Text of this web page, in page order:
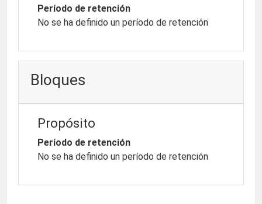
Período de retención
No se ha definido un período de retención
Bloques
Propósito
Período de retención
No se ha definido un período de retención